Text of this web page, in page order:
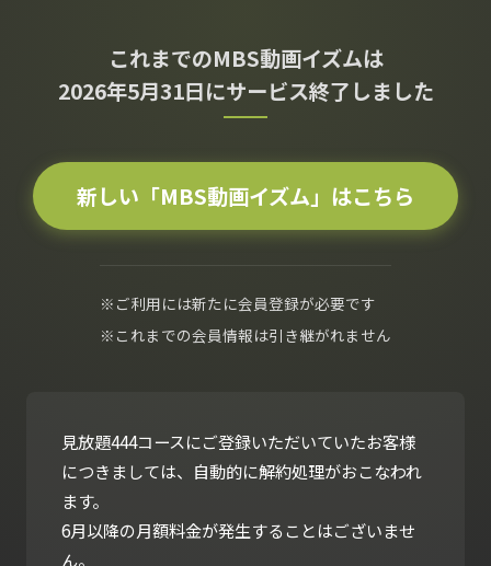
これまでのMBS動画イズムは
2026年5月31日にサービス終了しました
新しい「MBS動画イズム」はこちら
※ご利用には新たに会員登録が必要です
※これまでの会員情報は引き継がれません
見放題444コースにご登録いただいていたお客様
につきましては、自動的に解約処理がおこなわれ
ます。
6月以降の月額料金が発生することはございませ
ん。